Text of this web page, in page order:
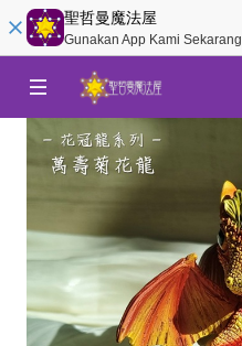
聖哲曼魔法屋
Gunakan App Kami Sekarang